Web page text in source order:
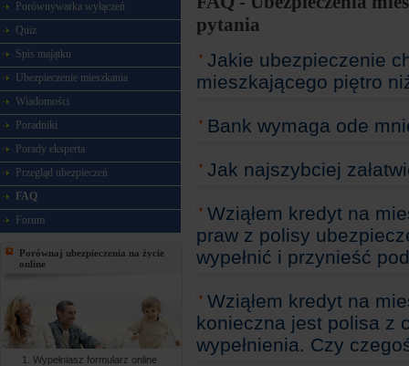
Porównywarka wyłączeń
Quiz
Spis majątku
Ubezpieczenie mieszkania
Wiadomości
Poradniki
Porady eksperta
Przegląd ubezpieczeń
FAQ
Forum
Porównaj ubezpieczenia na życie
online
Wypełniasz formularz online
pytania
Jakie ubezpieczenie
mieszkającego piętro
Bank wymaga ode
Jak najszybciej
Wziąłem kredyt na
praw z polisy
wypełnić i przynieść
Wziąłem kredyt na
konieczna jest polisa z
wypełnienia. Czy